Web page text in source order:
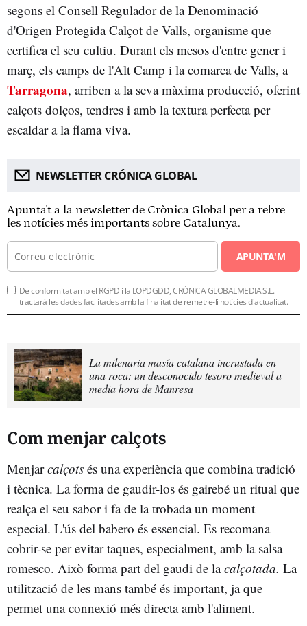
segons el Consell Regulador de la Denominació
d'Origen Protegida Calçot de Valls, organisme que
certifica el seu cultiu. Durant els mesos d'entre gener i
març, els camps de l'Alt Camp i la comarca de Valls, a
Tarragona, arriben a la seva màxima producció, oferint
calçots dolços, tendres i amb la textura perfecta per
escaldar a la flama viva.
NEWSLETTER CRÓNICA GLOBAL
Apunta't a la newsletter de Crònica Global per a rebre
les notícies més importants sobre Catalunya.
APUNTA'M
De conformitat amb el RGPD i la LOPDGDD, CRÒNICA GLOBALMEDIA S.L.
tractarà les dades facilitades amb la finalitat de remetre-li notícies d'actualitat.
La milenaria masía catalana incrustada en
una roca: un desconocido tesoro medieval a
media hora de Manresa
Com menjar calçots
Menjarcalçots és una experiència que combina tradició
i tècnica. La forma de gaudir-los és gairebé un ritual que
realça el seu sabor i fa de la trobada un moment
especial. L'ús del babero és essencial. Es recomana
cobrir-se per evitar taques, especialment, amb la salsa
romesco. Això forma part del gaudi de lacalçotada. La
utilització de les mans també és important, ja que
permet una connexió més directa amb l'aliment.